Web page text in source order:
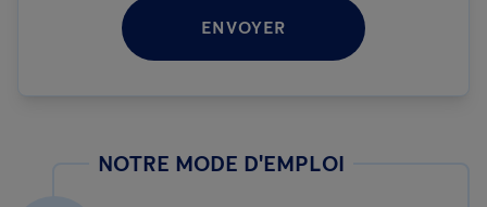
ENVOYER
NOTRE MODE D'EMPLOI